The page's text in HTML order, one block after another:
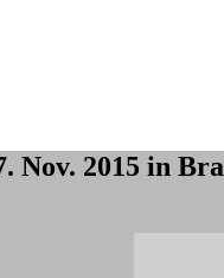
Nov. 2015 in